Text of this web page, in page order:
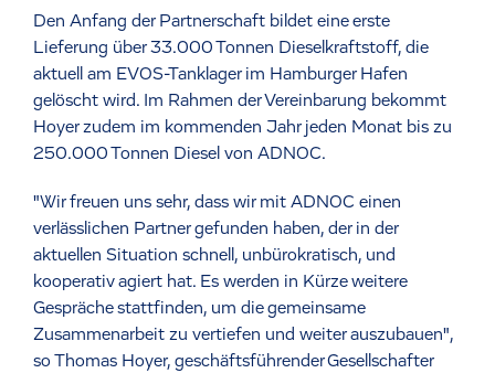
Den Anfang der Partnerschaft bildet eine erste
Lieferung über 33.000 Tonnen Dieselkraftstoff, die
aktuell am EVOS-Tanklager im Hamburger Hafen
gelöscht wird. Im Rahmen der Vereinbarung bekommt
Hoyer zudem im kommenden Jahr jeden Monat bis zu
250.000 Tonnen Diesel von ADNOC.
"Wir freuen uns sehr, dass wir mit ADNOC einen
verlässlichen Partner gefunden haben, der in der
aktuellen Situation schnell, unbürokratisch, und
kooperativ agiert hat. Es werden in Kürze weitere
Gespräche stattfinden, um die gemeinsame
Zusammenarbeit zu vertiefen und weiter auszubauen",
so Thomas Hoyer, geschäftsführender Gesellschafter